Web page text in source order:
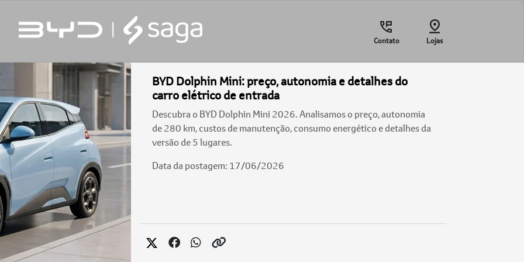
Contato Lojas
BYD Dolphin Mini: preço, autonomia e detalhes do
carro elétrico de entrada
Descubra o BYD Dolphin Mini 2026. Analisamos o preço, autonomia
de 280 km, custos de manutenção, consumo energético e detalhes da
versão de 5 lugares.
Data da postagem: 17/06/2026